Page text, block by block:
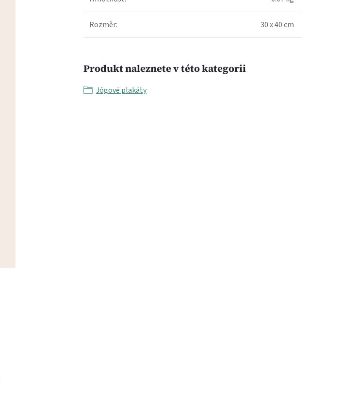
Rozměr: 30 x 40 cm
Produkt naleznete v této kategorii
Jógové plakáty